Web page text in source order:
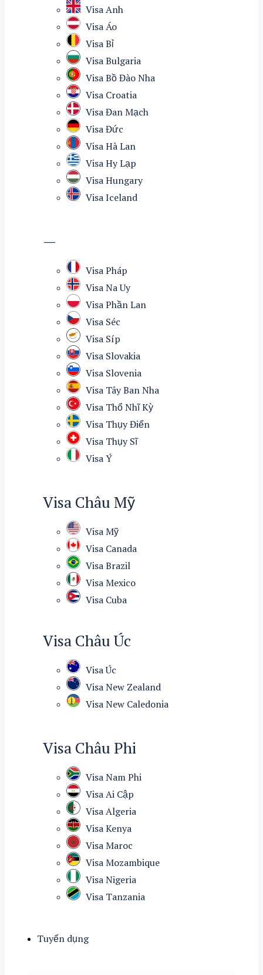
Visa Anh
Visa Áo
Visa Bỉ
Visa Bulgaria
Visa Bồ Đào Nha
Visa Croatia
Visa Đan Mạch
Visa Đức
Visa Hà Lan
Visa Hy Lạp
Visa Hungary
Visa Iceland
—
Visa Pháp
Visa Na Uy
Visa Phần Lan
Visa Séc
Visa Síp
Visa Slovakia
Visa Slovenia
Visa Tây Ban Nha
Visa Thổ Nhĩ Kỳ
Visa Thụy Điển
Visa Thụy Sĩ
Visa Ý
Visa Châu Mỹ
Visa Mỹ
Visa Canada
Visa Brazil
Visa Mexico
Visa Cuba
Visa Châu Úc
Visa Úc
Visa New Zealand
Visa New Caledonia
Visa Châu Phi
Visa Nam Phi
Visa Ai Cập
Visa Algeria
Visa Kenya
Visa Maroc
Visa Mozambique
Visa Nigeria
Visa Tanzania
Tuyển dụng